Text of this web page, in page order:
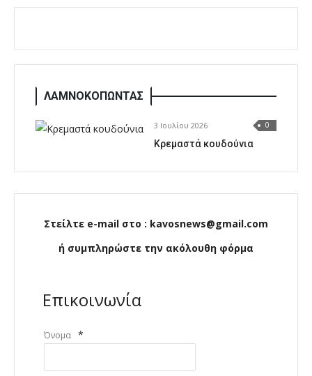
ΛΑΜΝΟΚΟΠΩΝΤΑΣ
3 Ιουλίου 2026 0
Κρεμαστά κουδούνια
Στείλτε e-mail στο : kavosnews@gmail.com
ή συμπληρώστε την ακόλουθη φόρμα
Επικοινωνία
Όνομα *